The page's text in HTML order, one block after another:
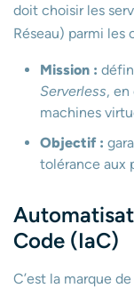
doit choisir les
Réseau) parmi les
Mission :
Serverless, en
machines
Objectif :
tolérance aux
Code (IaC)
C’est la marque